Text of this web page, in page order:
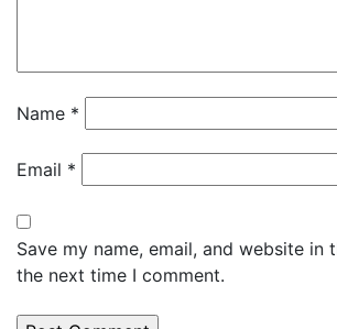
Name *
Email *
Save my name, email, and website in
the next time I comment.